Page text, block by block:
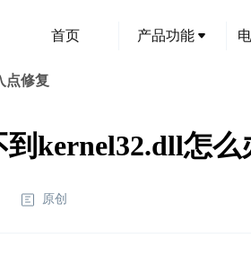
首页 产品功能
点修复
到kernel32.dll怎么
原创